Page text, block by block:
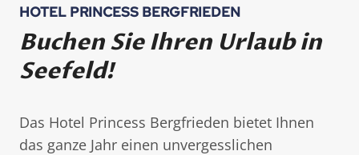
t
e
r
c
h
u
t
HOTEL PRINCESS BERGFRIEDEN
Buchen Sie Ihren Urlaub in
Seefeld!
Das Hotel Princess Bergfrieden bietet Ihnen
das ganze Jahr einen unvergesslichen